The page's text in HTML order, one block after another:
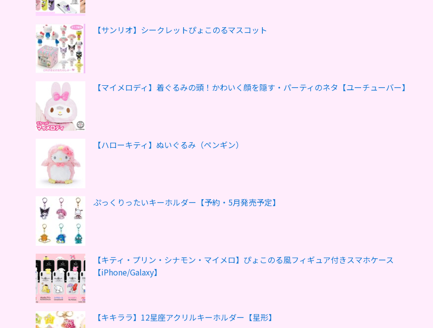
【サンリオ】シークレットぴょこのるマスコット
【マイメロディ】着ぐるみの頭！かわいく顔を隠す・パーティのネタ【ユーチューバー】
【ハローキティ】ぬいぐるみ（ペンギン）
ぷっくりったいキーホルダー【予約・5月発売予定】
【キティ・プリン・シナモン・マイメロ】ぴょこのる風フィギュア付きスマホケース
【iPhone/Galaxy】
【キキララ】12星座アクリルキーホルダー【星形】